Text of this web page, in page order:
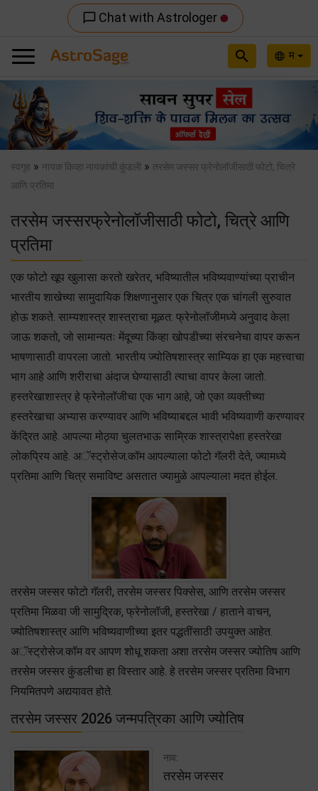
chat_bubble_outline Chat with Astrologer
language म
search
Previous
स्वगृह » नायक किव्हा नायकांची कुंडली » तरसेम जस्सर फ्रेनोलॉजीसाठी फोटो, चित्रे
आणि प्रतिमा
तरसेम जस्सरफ्रेनोलॉजीसाठी फोटो, चित्रे आणि
प्रतिमा
एक फोटो खूप खुलासा करतो खरेतर, भविष्यातील भविष्यवाण्यांच्या प्राचीन
भारतीय शाखेच्या सामुदायिक शिक्षणानुसार एक चित्र एक चांगली सुरुवात
होऊ शकते. साम्यशास्त्र शास्त्राचा मूळत: फ्रेनोलॉजीमध्ये अनुवाद केला
जाऊ शकतो, जो सामान्यतः मेंदूच्या किंव्हा खोपडीच्या संरचनेचा वापर करून
भाषणासाठी वापरला जातो. भारतीय ज्योतिषशास्त्र साम्यिक हा एक महत्त्वाचा
भाग आहे आणि शरीराचा अंदाज घेण्यासाठी त्याचा वापर केला जातो.
हस्तरेखाशास्त्र हे फ्रेनोलॉजीचा एक भाग आहे, जो एका व्यक्तीच्या
हस्तरेखाचा अभ्यास करण्यावर आणि भविष्याबद्दल भावी भविष्यवाणी करण्यावर
केंद्रित आहे. आपल्या मोठ्या चुलतभाऊ साम्रिक शास्त्रापेक्षा हस्तरेखा
लोकप्रिय आहे. अॅस्ट्रोसेज.कॉम आपल्याला फोटो गॅलरी देते, ज्यामध्ये
प्रतिमा आणि चित्र समाविष्ट असतात ज्यामुळे आपल्याला मदत होईल.
तरसेम जस्सर फोटो गॅलरी, तरसेम जस्सर पिक्सेस, आणि तरसेम जस्सर
प्रतिमा मिळवा जी सामुद्रिक, फ्रेनोलॉजी, हस्तरेखा / हाताने वाचन,
ज्योतिषशास्त्र आणि भविष्यवाणीच्या इतर पद्धतींसाठी उपयुक्त आहेत.
अॅस्ट्रोसेज.कॉम वर आपण शोधू शकता अशा तरसेम जस्सर ज्योतिष आणि
तरसेम जस्सर कुंडलीचा हा विस्तार आहे. हे तरसेम जस्सर प्रतिमा विभाग
नियमितपणे अद्ययावत होते.
तरसेम जस्सर 2026 जन्मपत्रिका आणि ज्योतिष
नाव:
तरसेम जस्सर